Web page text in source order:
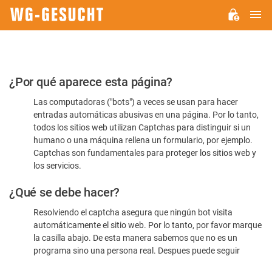
Por
favor,
confirme
humano
¿Por qué aparece esta página?
Las computadoras ("bots") a veces se usan para hacer
entradas automáticas abusivas en una página. Por lo tanto,
todos los sitios web utilizan Captchas para distinguir si un
humano o una máquina rellena un formulario, por ejemplo.
Captchas son fundamentales para proteger los sitios web y
los servicios.
¿Qué se debe hacer?
Resolviendo el captcha asegura que ningún bot visita
automáticamente el sitio web. Por lo tanto, por favor marque
la casilla abajo. De esta manera sabemos que no es un
programa sino una persona real. Despues puede seguir